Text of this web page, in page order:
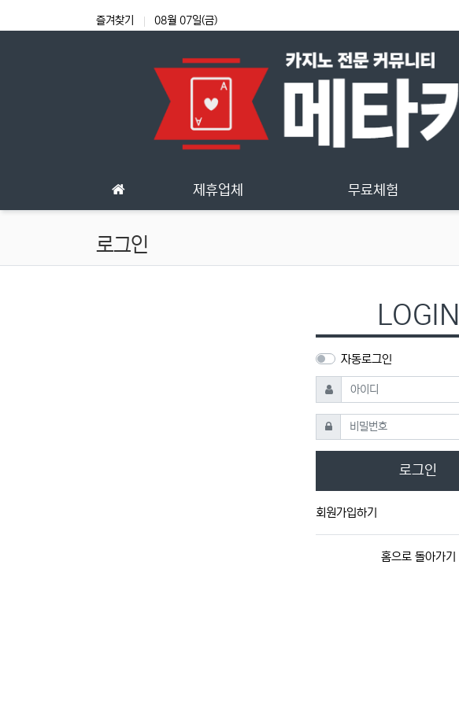
즐겨찾기 08월 07일(금)
제휴업체 무료체험
로그인
LOGIN
자동로그인
아이디
필수
비밀번호필수
로그인
회원가입하기
홈으로 돌아가기